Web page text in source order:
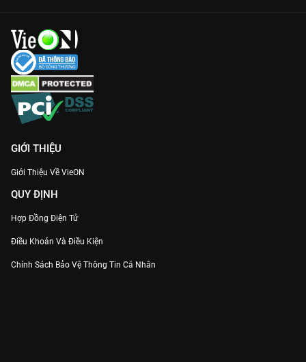
GIỚI THIỆU
Giới Thiệu Về VieON
QUY ĐỊNH
Hợp Đồng Điện Tử
Điều Khoản Và Điều Kiện
Chính Sách Bảo Vệ Thông Tin Cá Nhân